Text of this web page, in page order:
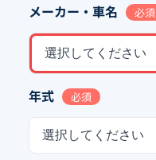
メーカー・車名 必須
選択してください
年式 必須
選択してください